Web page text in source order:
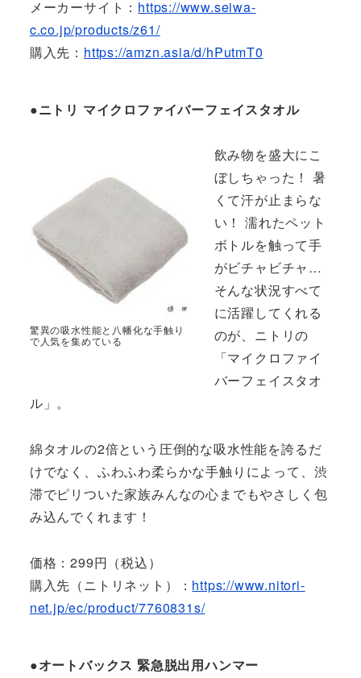
メーカーサイト： https://www.seiwa-
c.co.jp/products/z61/
購入先： https://amzn.asia/d/hPutmT0
●ニトリ マイクロファイバーフェイスタオル
驚異の吸水性能と八幡化な手触り
で人気を集めている
飲み物を盛大にこ
ぼしちゃった！ 暑
くて汗が止まらな
い！ 濡れたペット
ボトルを触って手
がビチャビチャ…
そんな状況すべて
に活躍してくれる
のが、ニトリの
「マイクロファイ
バーフェイスタオ
ル」。
綿タオルの2倍という圧倒的な吸水性能を誇るだ
けでなく、ふわふわ柔らかな手触りによって、渋
滞でピリついた家族みんなの心までもやさしく包
み込んでくれます！
価格：299円（税込）
購入先（ニトリネット）： https://www.nitori-
net.jp/ec/product/7760831s/
●オートバックス 緊急脱出用ハンマー